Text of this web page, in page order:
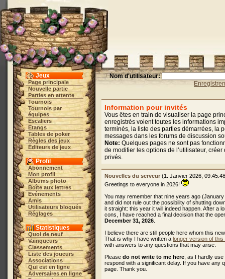
Jeux
Page principale
Nouvelle partie
Parties en attente
Tournois
Tournois par
équipes
Escaliers
Etangs
Tables de poker
Règles des jeux
Éditeurs de jeux
Profil
Abonnement
Mon profil
Albums photo
Boîte aux lettres
Evénements
Amis
Utilisateurs bloqués
Réglages
Statistiques
Quoi de neuf
Vainqueurs
Classements
Liste des joueurs
Associations
Qui est en ligne
Adversaires en ligne
Nom d'utilisateur:
Information pour invités
Vous êtes en train de visualiser la page
enregistrés voient toutes les informations
terminés, la liste des parties démarrées, la
messages dans les forums de discussion
Note: Quelques pages ne sont pas
de modifier les options de l’utilisateur,
privés.
Nouvelles du serveur (1. Janvier 2026,
Greetings to everyone in 2026!
You may remember that nine years ago
and did not rule out the possibility of shutting
it straight: this year it will indeed happen. After a
cons, I have reached a final decision that the
December 31, 2026
I believe there are still people here whom this
That is why I have written a longer version of this
with answers to any questions that may arise.
Please do not write to me here , as I hardly
respond with a significant delay. If you have any
page. Thank you.